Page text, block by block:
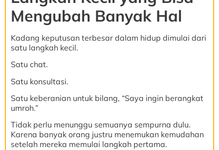
Mengubah Banyak Hal
Kadang keputusan terbesar dalam hidup dimulai dari
satu langkah kecil.
Satu chat.
Satu konsultasi.
Satu keberanian untuk bilang, “Saya ingin berangkat
umroh.”
Tidak perlu menunggu semuanya sempurna dulu.
Karena banyak orang justru menemukan kemudahan
setelah mereka memulai langkah pertama.